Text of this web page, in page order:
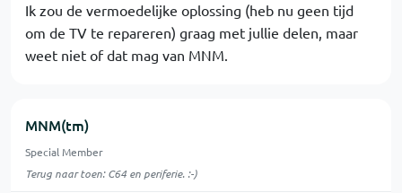
Ik zou de vermoedelijke oplossing (heb nu geen tijd
om de TV te repareren) graag met jullie delen, maar
weet niet of dat mag van MNM.
MNM(tm)
Special Member
Terug naar toen: C64 en periferie. :-)